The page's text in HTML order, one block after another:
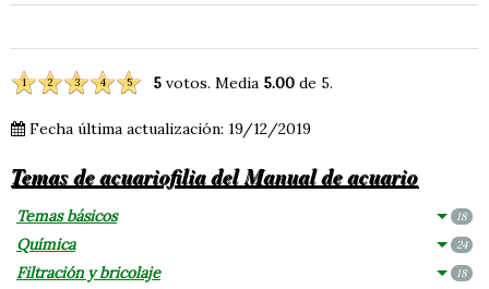
1 2 3 4 5 5 votos. Media 5.00 de 5.
Fecha última actualización: 19/12/2019
Temas de acuariofilia del Manual de acuario
Temas básicos 18
Química 24
Filtración y bricolaje 18